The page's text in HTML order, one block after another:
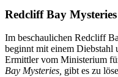
Redcliff Bay
Im beschaulichen Redcliff
beginnt mit einem Diebstahl
Ermittler vom Ministerium
Bay Mysteries, gibt es zu